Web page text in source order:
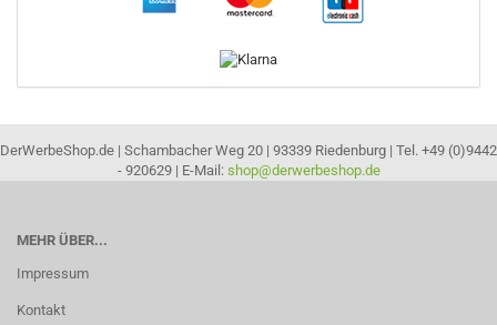
DerWerbeShop.de | Schambacher Weg 20 | 93339 Riedenburg | Tel. +49 (0)9442
- 920629 | E-Mail: shop@derwerbeshop.de
MEHR ÜBER...
Impressum
Kontakt